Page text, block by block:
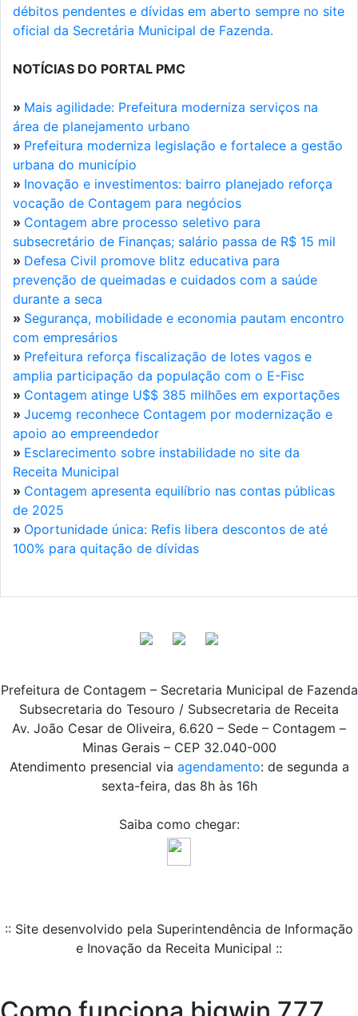
débitos pendentes e dívidas em aberto sempre no site
oficial da Secretária Municipal de Fazenda.
NOTÍCIAS DO PORTAL PMC
» Mais agilidade: Prefeitura moderniza serviços na
área de planejamento urbano
» Prefeitura moderniza legislação e fortalece a gestão
urbana do município
» Inovação e investimentos: bairro planejado reforça
vocação de Contagem para negócios
» Contagem abre processo seletivo para
subsecretário de Finanças; salário passa de R$ 15 mil
» Defesa Civil promove blitz educativa para
prevenção de queimadas e cuidados com a saúde
durante a seca
» Segurança, mobilidade e economia pautam encontro
com empresários
» Prefeitura reforça fiscalização de lotes vagos e
amplia participação da população com o E-Fisc
» Contagem atinge U$$ 385 milhões em exportações
» Jucemg reconhece Contagem por modernização e
apoio ao empreendedor
» Esclarecimento sobre instabilidade no site da
Receita Municipal
» Contagem apresenta equilíbrio nas contas públicas
de 2025
» Oportunidade única: Refis libera descontos de até
100% para quitação de dívidas
Prefeitura de Contagem – Secretaria Municipal de Fazenda
Subsecretaria do Tesouro / Subsecretaria de Receita
Av. João Cesar de Oliveira, 6.620 – Sede – Contagem –
Minas Gerais – CEP 32.040-000
Atendimento presencial via agendamento: de segunda a
sexta-feira, das 8h às 16h
Saiba como chegar:
:: Site desenvolvido pela Superintendência de Informação
e Inovação da Receita Municipal ::